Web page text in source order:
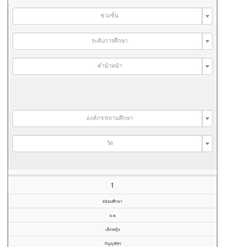
ช่วงชั้น
ระดับการศึกษา
คำนำหน้า
องค์กร/สถานศึกษา
วัด
1
มัธยมศึกษา
ม.๒
เด็กหญิง
กัญญพัชร